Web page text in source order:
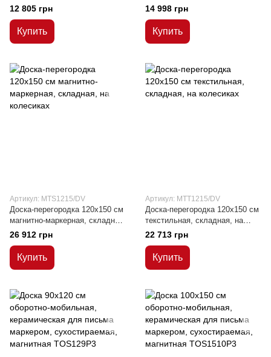
маркером, сухостираемая,
магнитная
12 805 грн
Купить
маркером, сухостираемая,
магнитная
14 998 грн
Купить
Артикул: MTS1215/DV
Доска-перегородка 120x150 см
магнитно-маркерная, складная,
на колесиках
26 912 грн
Купить
Артикул: MTT1215/DV
Доска-перегородка 120x150 см
текстильная, складная, на
колесиках
22 713 грн
Купить